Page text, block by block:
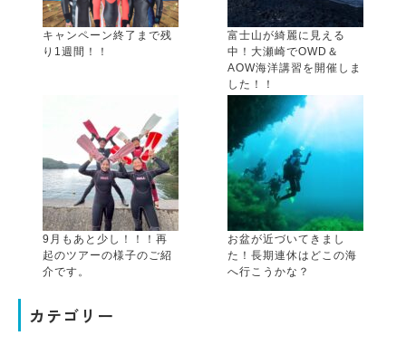
キャンペーン終了まで残
り1週間！！
富士山が綺麗に見える
中！大瀬崎でOWD＆
AOW海洋講習を開催しま
した！！
9月もあと少し！！！再
起のツアーの様子のご紹
介です。
お盆が近づいてきまし
た！長期連休はどこの海
へ行こうかな？
カテゴリー